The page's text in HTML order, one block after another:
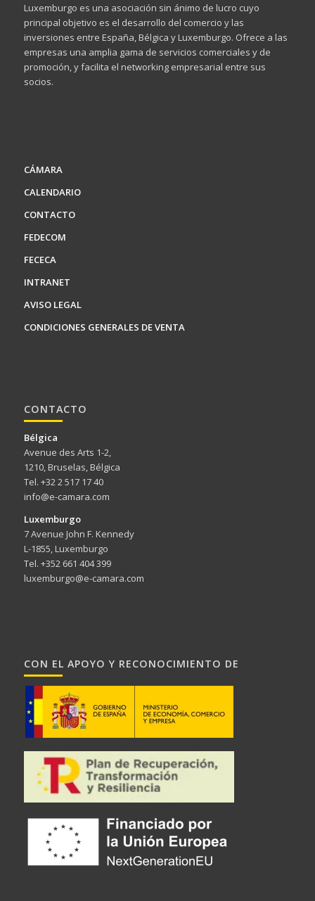
Luxemburgo es una asociación sin ánimo de lucro cuyo
principal objetivo es el desarrollo del comercio y las
inversiones entre España, Bélgica y Luxemburgo. Ofrece a las
empresas una amplia gama de servicios comerciales y de
promoción, y facilita el networking empresarial entre sus
socios.
CÁMARA
CALENDARIO
CONTACTO
FEDECOM
FECECA
INTRANET
AVISO LEGAL
CONDICIONES GENERALES DE VENTA
CONTACTO
Bélgica
Avenue des Arts 1-2,
1210, Bruselas, Bélgica
Tel. +32 2 517 17 40
info@e-camara.com
Luxemburgo
7 Avenue John F. Kennedy
L-1855, Luxemburgo
Tel. +352 661 404 399
luxemburgo@e-camara.com
CON EL APOYO Y RECONOCIMIENTO DE